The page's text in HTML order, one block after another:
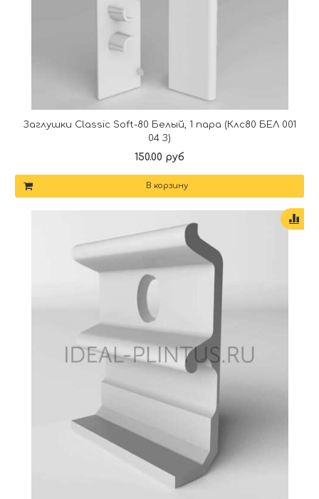
Заглушки Classic Soft-80 Белый, 1 пара (Клс80 БЕЛ 001
04 З)
150.00 руб
В корзину